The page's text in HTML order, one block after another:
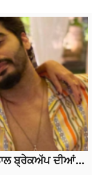
ਬ੍ਰੇਕਅੱਪ ਦੀਆਂ...